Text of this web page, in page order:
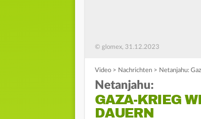
© glomex, 31.12.2023
Video > Nachrichten > Netanjahu:
Netanjahu:
GAZA-KRIEG
DAUERN